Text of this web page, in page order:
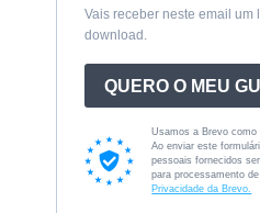
Vais receber neste email um
download.
QUERO O MEU
Usamos a Brevo como
Ao enviar este
pessoais fornecidos
para processamento
Privacidade da Brevo.